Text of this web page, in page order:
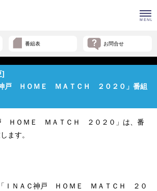
番組表 お問合せ
]
神戸 ＨＯＭＥ ＭＡＴＣＨ ２０２０」番組
ＨＯＭＥ ＭＡＴＣＨ ２０２０」は、番
ます。
ＩＮＡＣ神戸 ＨＯＭＥ ＭＡＴＣＨ ２０